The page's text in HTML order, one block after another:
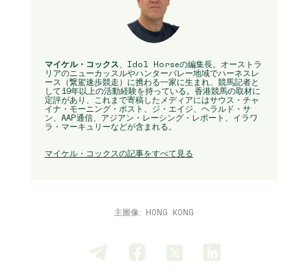
マイケル・コックス 、Idol Horseの編集長。オーストラ
リアのニューカッスルやハンターバレー地域でハーネスレ
ース（繋駕速歩競走）に携わる一家に生まれ、競馬記者と
して19年以上の活動経験を持っている。香港競馬の取材に
定評があり、これまで寄稿したメディアにはサウス・チャ
イナ・モーニング・ポスト、ジ・エイジ、ヘラルド・サ
ン、AAP通信、アジアン・レーシング・レポート、イラワ
ラ・マーキュリーなどが含まれる。
マイケル・コックスの記事をすべて見る
主圖像: HONG KONG